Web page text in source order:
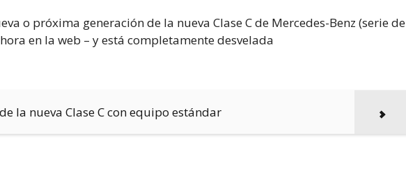
o próxima generación de la nueva Clase C de Mercedes-Benz (serie de
en la web – y está completamente desvelada
la nueva Clase C con equipo estándar